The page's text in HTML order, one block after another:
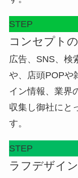
STEP
コンセプト
広告、SNS、検
や、店頭POPや
イン情報、業界
収集し御社にと
す。
STEP
ラフデザイ